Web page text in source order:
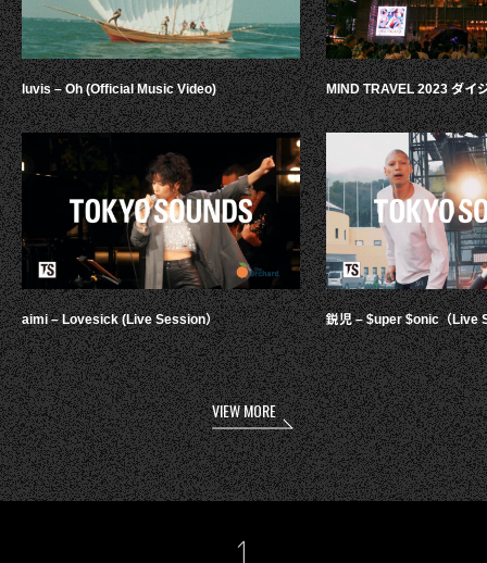
luvis – Oh (Official Music Video)
aimi – Lovesick (Live Session）
MIND TRAVEL 2023 ダイ
鋭児 – $uper $onic（Live
VIEW MORE